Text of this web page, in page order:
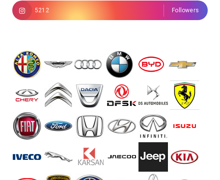
5212 Followers